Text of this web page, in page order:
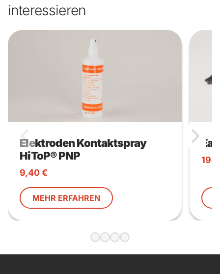
interessieren
Elektroden Kontaktspray
HiToP® PNP
9,40€
MEHR ERFAHREN